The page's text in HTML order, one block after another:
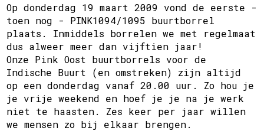
Op donderdag 19 maart 2009 vond de eerste -
toen nog - PINK1094/1095 buurtborrel
plaats. Inmiddels borrelen we met regelmaat
dus alweer meer dan vijftien jaar!
Onze Pink Oost buurtborrels voor de
Indische Buurt (en omstreken) zijn altijd
op een donderdag vanaf 20.00 uur. Zo hou je
je vrije weekend en hoef je je na je werk
niet te haasten. Zes keer per jaar willen
we mensen zo bij elkaar brengen.